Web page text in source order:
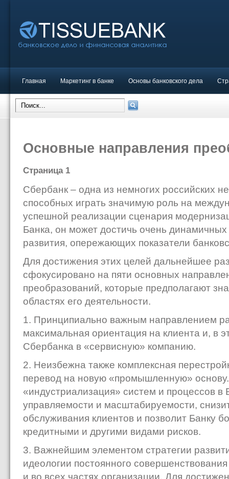
Главная Маркетинг в банке Основы банковского дела
Основные направления
Страница 1
Сбербанк – одна из немногих российских
способных играть значимую роль на
успешной реализации сценария
Банка, он может достичь очень динамичных
развития, опережающих показатели
Для достижения этих целей дальнейшее
сфокусировано на пяти основных
преобразований, которые предполагают
областях его деятельности.
1. Принципиально важным направлением
максимальная ориентация на клиента и, в
Сбербанка в «сервисную» компанию.
2. Неизбежна также комплексная
перевод на новую «промышленную»
«индустриализация» систем и процессов в
управляемости и масштабируемости,
обслуживания клиентов и позволит Банку
кредитными и другими видами рисков.
3. Важнейшим элементом стратегии
идеологии постоянного
и во всех частях организации. Для